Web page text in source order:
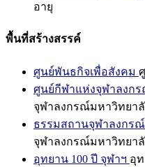
อายุ
พื้นที่สร้างสรรค์
ศูนย์พันธกิจเพื่อสังคม
ศูนย์กีฬาแห่งจุฬาลงก
จุฬาลงกรณ์มหาวิทยา
ธรรมสถานจุฬาลงกร
จุฬาลงกรณ์มหาวิทยา
อุทยาน 100 ปี จุฬาฯ อุ